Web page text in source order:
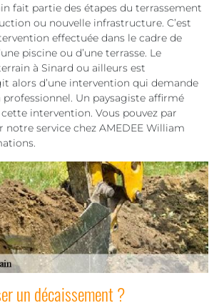
fait partie des étapes du terrassement
ou nouvelle infrastructure. C’est
effectuée dans le cadre de
piscine ou d’une terrasse. Le
à Sinard ou ailleurs est
alors d’une intervention qui demande
professionnel. Un paysagiste affirmé
intervention. Vous pouvez par
notre service chez AMEDEE William
un décaissement ?